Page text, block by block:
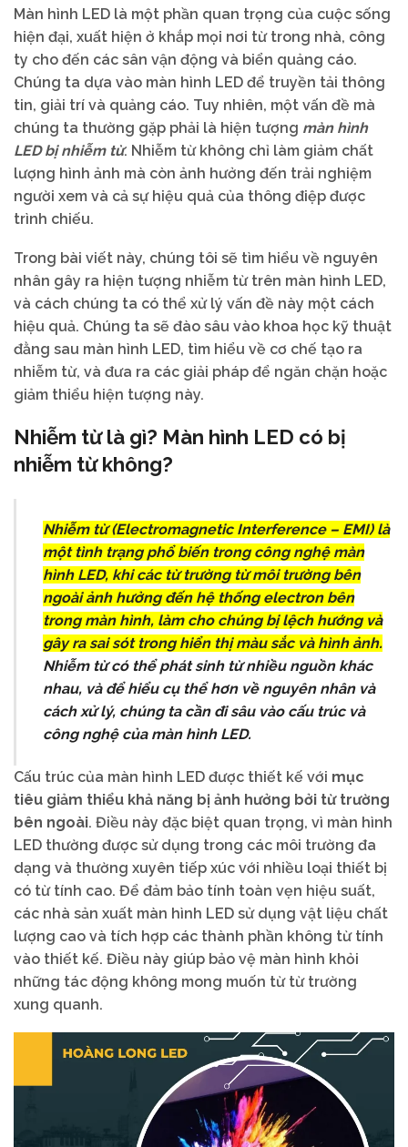
Màn hình LED là một phần quan trọng của cuộc sống
hiện đại, xuất hiện ở khắp mọi nơi từ trong nhà, công
ty cho đến các sân vận động và biển quảng cáo.
Chúng ta dựa vào màn hình LED để truyền tải thông
tin, giải trí và quảng cáo. Tuy nhiên, một vấn đề mà
chúng ta thường gặp phải là hiện tượng màn hình
LED bị nhiễm từ. Nhiễm từ không chỉ làm giảm chất
lượng hình ảnh mà còn ảnh hưởng đến trải nghiệm
người xem và cả sự hiệu quả của thông điệp được
trình chiếu.
Trong bài viết này, chúng tôi sẽ tìm hiểu về nguyên
nhân gây ra hiện tượng nhiễm từ trên màn hình LED,
và cách chúng ta có thể xử lý vấn đề này một cách
hiệu quả. Chúng ta sẽ đào sâu vào khoa học kỹ thuật
đằng sau màn hình LED, tìm hiểu về cơ chế tạo ra
nhiễm từ, và đưa ra các giải pháp để ngăn chặn hoặc
giảm thiểu hiện tượng này.
Nhiễm từ là gì? Màn hình LED có bị
nhiễm từ không?
Nhiễm từ (Electromagnetic Interference – EMI) là
một tình trạng phổ biến trong công nghệ màn
hình LED, khi các từ trường từ môi trường bên
ngoài ảnh hưởng đến hệ thống electron bên
trong màn hình, làm cho chúng bị lệch hướng và
gây ra sai sót trong hiển thị màu sắc và hình ảnh.
Nhiễm từ có thể phát sinh từ nhiều nguồn khác
nhau, và để hiểu cụ thể hơn về nguyên nhân và
cách xử lý, chúng ta cần đi sâu vào cấu trúc và
công nghệ của màn hình LED.
Cấu trúc của màn hình LED được thiết kế với mục
tiêu giảm thiểu khả năng bị ảnh hưởng bởi từ trường
bên ngoài. Điều này đặc biệt quan trọng, vì màn hình
LED thường được sử dụng trong các môi trường đa
dạng và thường xuyên tiếp xúc với nhiều loại thiết bị
có từ tính cao. Để đảm bảo tính toàn vẹn hiệu suất,
các nhà sản xuất màn hình LED sử dụng vật liệu chất
lượng cao và tích hợp các thành phần không từ tính
vào thiết kế. Điều này giúp bảo vệ màn hình khỏi
những tác động không mong muốn từ từ trường
xung quanh.